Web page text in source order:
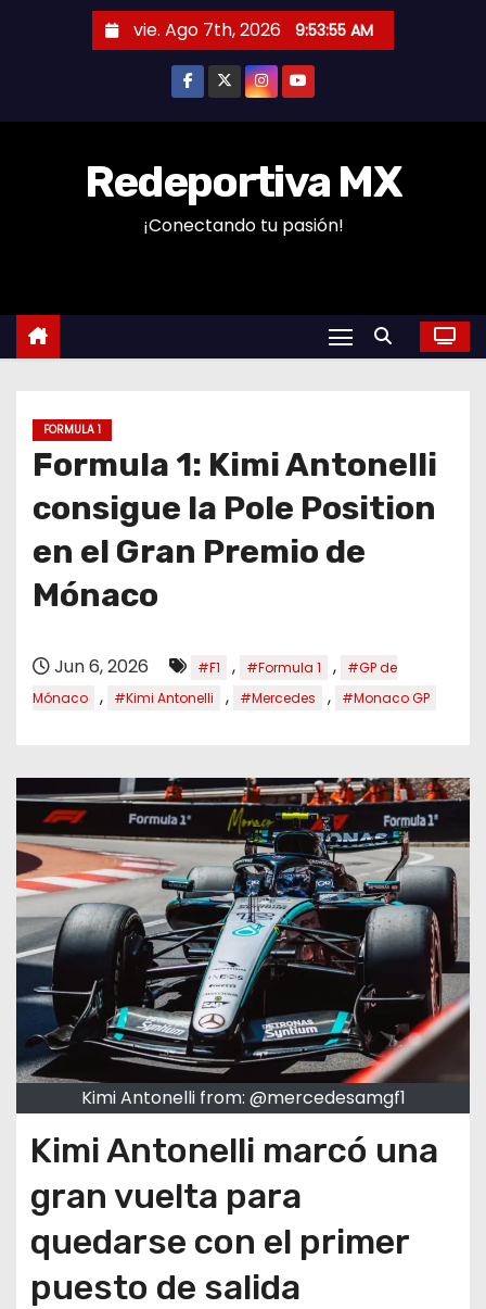
n
vie. Ago 7th, 2026 9:53:56 AM
Redeportiva MX
¡Conectando tu pasión!
FORMULA 1
Formula 1: Kimi Antonelli
consigue la Pole Position
en el Gran Premio de
Mónaco
Jun 6, 2026 #F1 , #Formula 1 ,
#GP de
Mónaco
, #Kimi Antonelli , #Mercedes , #Monaco GP
Kimi Antonelli from: @mercedesamgf1
Kimi Antonelli marcó una
gran vuelta para
quedarse con el primer
puesto de salida